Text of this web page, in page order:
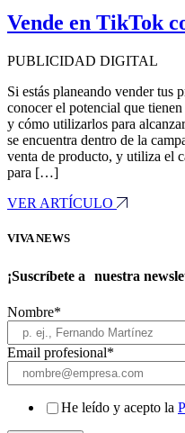
Vende en TikTok
PUBLICIDAD DIGITAL
Si estás planeando vender tus
conocer el potencial que
y cómo utilizarlos para
se encuentra dentro de la
venta de producto, y utiliza el
para […]
VER ARTÍCULO
VIVA NEWS
¡Suscríbete a nuestra
Nombre*
Email profesional*
He leído y acepto la